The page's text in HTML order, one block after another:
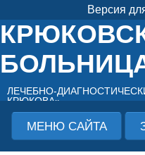
Версия
ЛЕЧЕБНО-
КРЮКОВА»
МЕНЮ САЙТА